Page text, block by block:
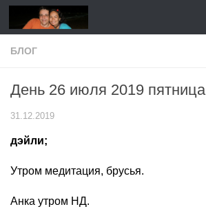
Перейти к содержимому
БЛОГ
День 26 июля 2019 пятница
31.12.2019
дэйли;
Утром медитация, брусья.
Анка утром НД.